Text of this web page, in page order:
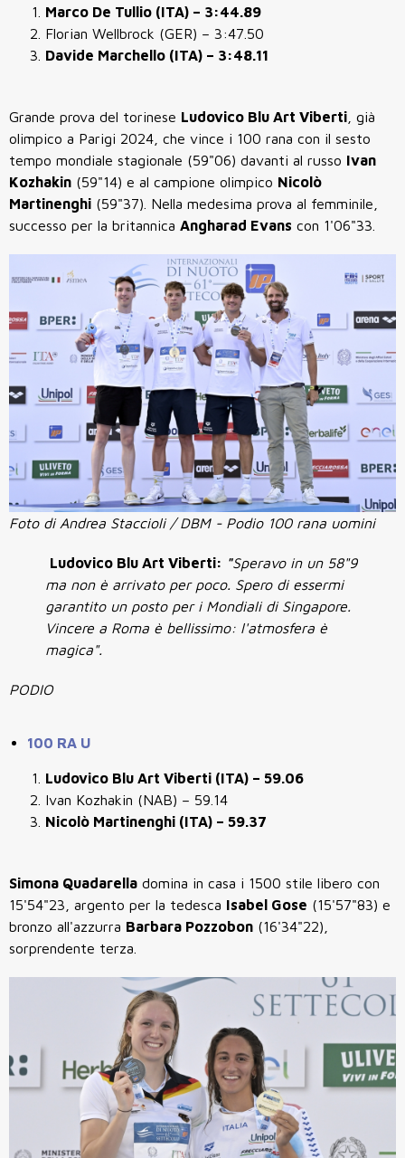
Marco De Tullio (ITA) – 3:44.89
Florian Wellbrock (GER) – 3:47.50
Davide Marchello (ITA) – 3:48.11
Grande prova del torinese Ludovico Blu Art Viberti , già
olimpico a Parigi 2024, che vince i 100 rana con il sesto
tempo mondiale stagionale (59"06) davanti al russo Ivan
Kozhakin (59"14) e al campione olimpico Nicolò
Martinenghi (59"37). Nella medesima prova al femminile,
successo per la britannica Angharad Evans con 1'06"33.
Foto di Andrea Staccioli / DBM - Podio 100 rana uomini
Ludovico Blu Art Viberti: "Speravo in un 58"9
ma non è arrivato per poco. Spero di essermi
garantito un posto per i Mondiali di Singapore.
Vincere a Roma è bellissimo: l'atmosfera è
magica".
PODIO
100 RA U
Ludovico Blu Art Viberti (ITA) – 59.06
Ivan Kozhakin (NAB) – 59.14
Nicolò Martinenghi (ITA) – 59.37
Simona Quadarella domina in casa i 1500 stile libero con
15'54"23, argento per la tedesca Isabel Gose (15'57"83) e
bronzo all'azzurra Barbara Pozzobon (16'34"22),
sorprendente terza.